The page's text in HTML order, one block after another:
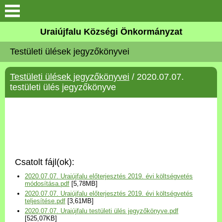
Köszöntő
Elérhetőségek
Uraiújfalu
Választási információk
Versenyképes Járások
Program
Uraiújfalu Községi Önkormányzat
Testületi ülések jegyzőkönyvei
Testületi ülések jegyzőkönyvei / 2020.07.07.
testületi ülés jegyzőkönyve
Csatolt fájl(ok):
2020.07.07. Uraiújfalu előterjesztés 2019. évi költségvetés
módosítása.pdf [5,78MB]
2020.07.07. Uraiújfalu előterjesztés 2019. évi költségvetés
teljesítése.pdf [3,61MB]
2020.07.07. Uraiújfalu testületi ülés jegyzőkönyve.pdf
[525,07KB]